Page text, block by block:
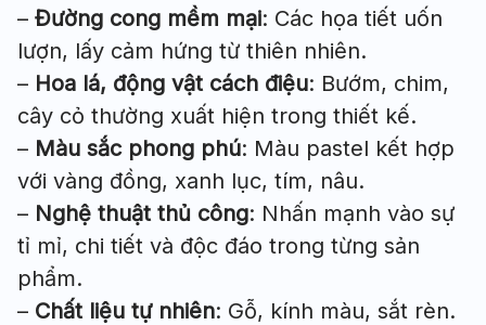
– Đường cong mềm mại: Các họa tiết uốn
lượn, lấy cảm hứng từ thiên nhiên.
– Hoa lá, động vật cách điệu: Bướm, chim,
cây cỏ thường xuất hiện trong thiết kế.
– Màu sắc phong phú: Màu pastel kết hợp
với vàng đồng, xanh lục, tím, nâu.
– Nghệ thuật thủ công: Nhấn mạnh vào sự
tỉ mỉ, chi tiết và độc đáo trong từng sản
phẩm.
– Chất liệu tự nhiên: Gỗ, kính màu, sắt rèn.